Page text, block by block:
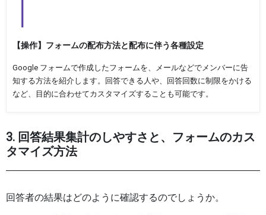
【操作】フォームの配布方法と配布に伴う各種設定
Google フォームで作成したフォームを、メールなどでメンバーに告
知する方法を紹介します。回答できる人や、回答回数に制限をかける
など、目的に合わせてカスタマイズすることも可能です。
3. 回答結果集計のしやすさと、フォームのカス
タマイズ方法
回答者の結果はどのように確認するのでしょうか。